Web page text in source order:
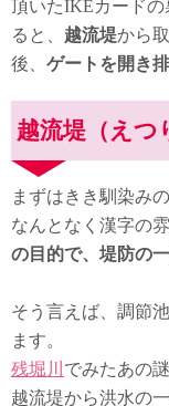
頂いたIKEカード
ると、 越流堤から
後、 ゲートを開き
越流堤（えつ
まずはきき馴染み
なんとなく漢字の
の目的で、堤防の
そう言えば、調節
ます。
残堀川 でみたあの
越流堤から洪水の